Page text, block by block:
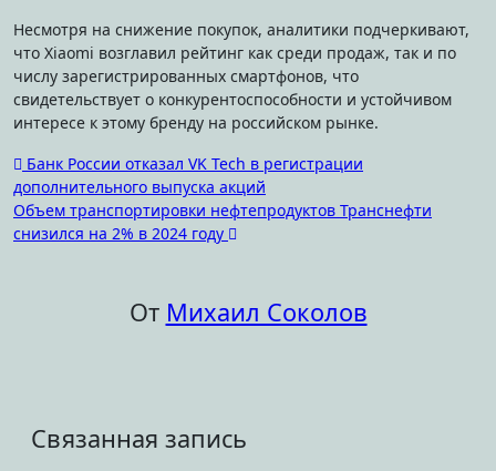
Несмотря на снижение покупок, аналитики подчеркивают,
что Xiaomi возглавил рейтинг как среди продаж, так и по
числу зарегистрированных смартфонов, что
свидетельствует о конкурентоспособности и устойчивом
интересе к этому бренду на российском рынке.
Навигация
по
записям
Банк России отказал VK Tech в регистрации
дополнительного выпуска акций
Объем транспортировки нефтепродуктов Транснефти
снизился на 2% в 2024 году
От Михаил Соколов
Связанная запись